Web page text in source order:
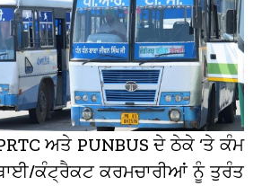
ਅਤੇ PUNBUS ਦੇ ਠੇਕੇ ‘ਤੇ ਕੰਮ
ਕੰਟ੍ਰੈਕਟ ਕਰਮਚਾਰੀਆਂ ਨੂੰ ਤੁਰੰਤ